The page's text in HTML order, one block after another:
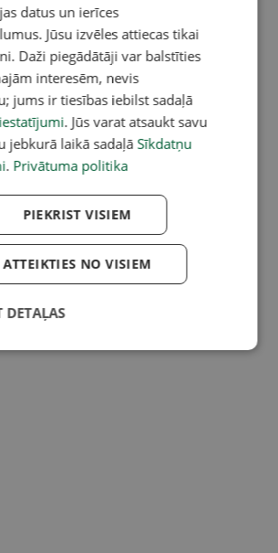
datus un ierīces
Jūsu izvēles attiecas tikai
Daži piegādātāji var balstīties
interesēm, nevis
jums ir tiesības iebilst sadaļā
. Jūs varat atsaukt savu
jebkurā laikā sadaļā Sīkdatņu
. Privātuma politika
PIEKRIST VISIEM
ATTEIKTIES NO VISIEM
DETAĻAS